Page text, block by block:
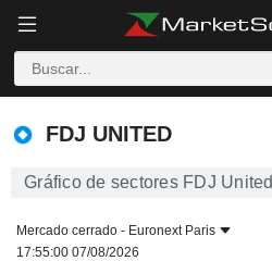
FDJ UNITED
FDJ UNITED
Gráfico de sectores FDJ United
Mercado cerrado - Euronext Paris
17:55:00 07/08/2026